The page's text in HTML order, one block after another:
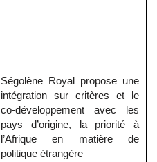
Ségolène Royal propose une
intégration sur critères et le
co-développement avec les
pays d’origine, la priorité à
l’Afrique en matière de
politique étrangère